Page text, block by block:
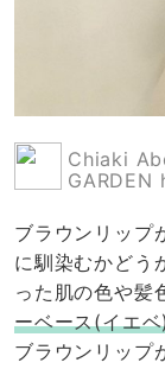
Chiaki
GARDEN
ブラウンリップ
に馴染むかどう
った肌の色や髪
ーベース(イエ
ブラウンリップ